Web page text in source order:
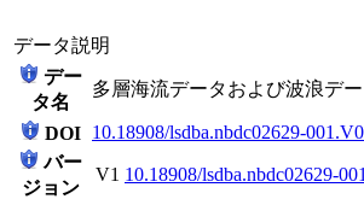
データ説明
デー
タ名
多層海流データおよび波浪デー
DOI
10.18908/lsdba.nbdc02629-
バー
ジョン
V1 10.18908/lsdba.nbdc02629-